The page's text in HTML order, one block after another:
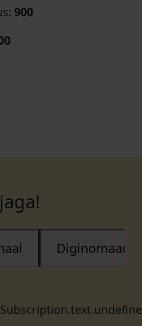
: 900
Diginomaad